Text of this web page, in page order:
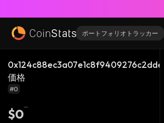
ポートフォリオトラッカー
価格
#0
$0